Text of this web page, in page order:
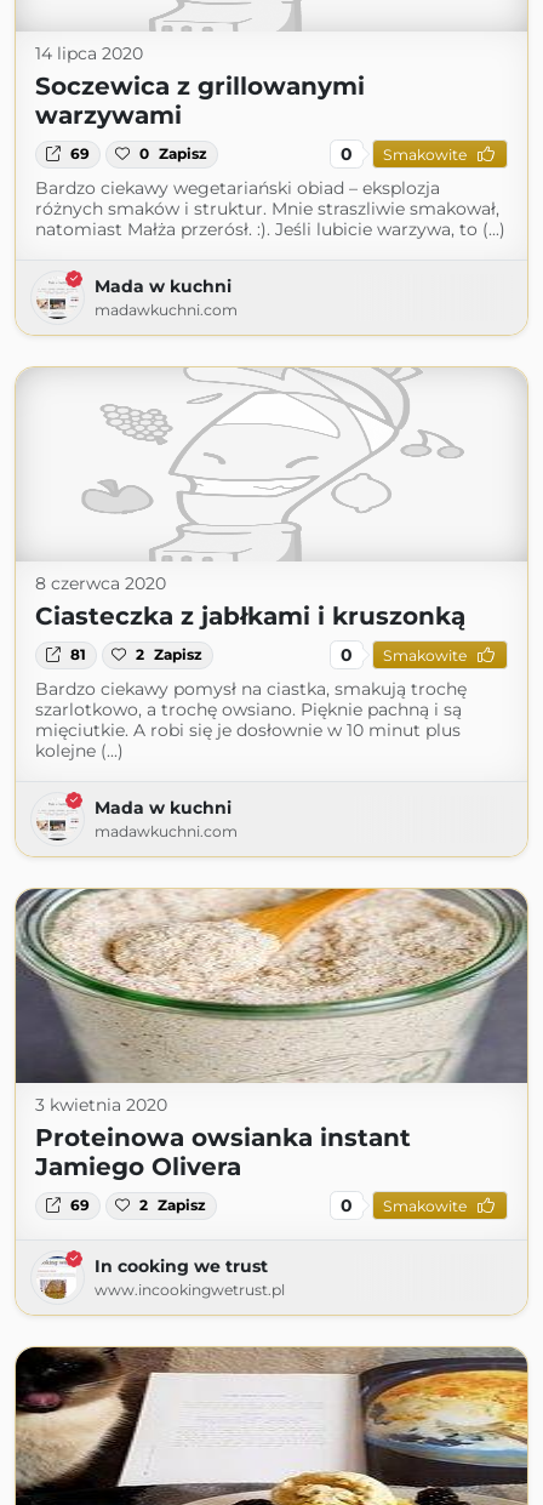
14 lipca 2020
Soczewica z grillowanymi
warzywami
69 0 Zapisz 0 Smakowite
Bardzo ciekawy wegetariański obiad – eksplozja
różnych smaków i struktur. Mnie straszliwie smakował,
natomiast Małża przerósł. :). Jeśli lubicie warzywa, to (...)
Mada w kuchni
madawkuchni.com
8 czerwca 2020
Ciasteczka z jabłkami i kruszonką
81 2 Zapisz 0 Smakowite
Bardzo ciekawy pomysł na ciastka, smakują trochę
szarlotkowo, a trochę owsiano. Pięknie pachną i są
mięciutkie. A robi się je dosłownie w 10 minut plus
kolejne (...)
Mada w kuchni
madawkuchni.com
3 kwietnia 2020
Proteinowa owsianka instant
Jamiego Olivera
69 2 Zapisz 0 Smakowite
In cooking we trust
www.incookingwetrust.pl